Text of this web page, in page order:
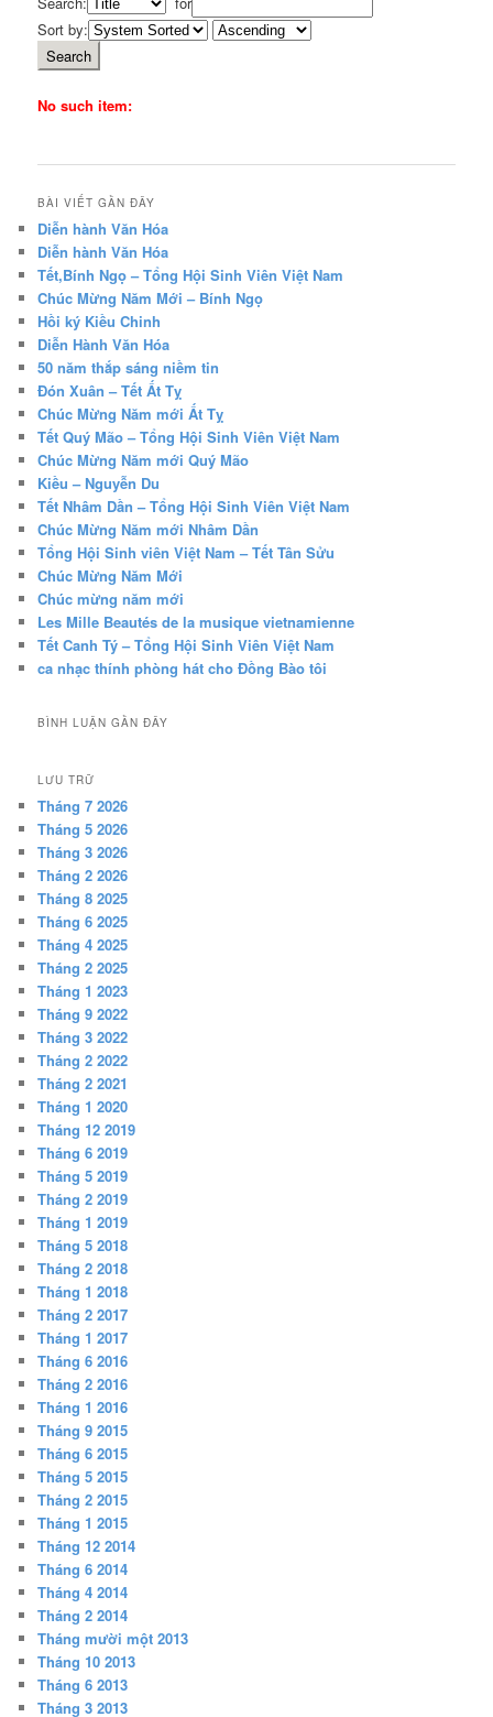
Sort by:
No such item:
BÀI VIẾT GẦN ĐÂY
Diễn hành Văn Hóa
Diễn hành Văn Hóa
Tết,Bính Ngọ – Tổng Hội Sinh Viên Việt Nam
Chúc Mừng Năm Mới – Bính Ngọ
Hồi ký Kiều Chinh
Diễn Hành Văn Hóa
50 năm thắp sáng niềm tin
Đón Xuân – Tết Ất Tỵ
Chúc Mừng Năm mới Ất Tỵ
Tết Quý Mão – Tổng Hội Sinh Viên Việt Nam
Chúc Mừng Năm mới Quý Mão
Kiều – Nguyễn Du
Tết Nhâm Dần – Tổng Hội Sinh Viên Việt Nam
Chúc Mừng Năm mới Nhâm Dần
Tổng Hội Sinh viên Việt Nam – Tết Tân Sửu
Chúc Mừng Năm Mới
Chúc mừng năm mới
Les Mille Beautés de la musique vietnamienne
Tết Canh Tý – Tổng Hội Sinh Viên Việt Nam
ca nhạc thính phòng hát cho Đồng Bào tôi
BÌNH LUẬN GẦN ĐÂY
LƯU TRỮ
Tháng 7 2026
Tháng 5 2026
Tháng 3 2026
Tháng 2 2026
Tháng 8 2025
Tháng 6 2025
Tháng 4 2025
Tháng 2 2025
Tháng 1 2023
Tháng 9 2022
Tháng 3 2022
Tháng 2 2022
Tháng 2 2021
Tháng 1 2020
Tháng 12 2019
Tháng 6 2019
Tháng 5 2019
Tháng 2 2019
Tháng 1 2019
Tháng 5 2018
Tháng 2 2018
Tháng 1 2018
Tháng 2 2017
Tháng 1 2017
Tháng 6 2016
Tháng 2 2016
Tháng 1 2016
Tháng 9 2015
Tháng 6 2015
Tháng 5 2015
Tháng 2 2015
Tháng 1 2015
Tháng 12 2014
Tháng 6 2014
Tháng 4 2014
Tháng 2 2014
Tháng mười một 2013
Tháng 10 2013
Tháng 6 2013
Tháng 3 2013